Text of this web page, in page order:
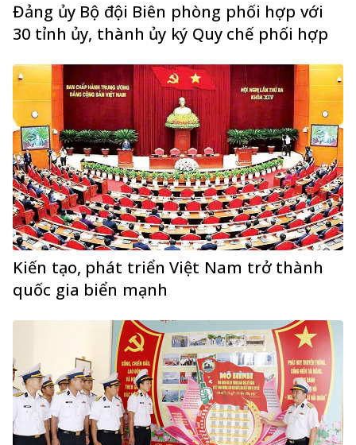
Đảng ủy Bộ đội Biên phòng phối hợp với
30 tỉnh ủy, thành ủy ký Quy chế phối hợp
Kiến tạo, phát triển Việt Nam trở thành
quốc gia biển mạnh